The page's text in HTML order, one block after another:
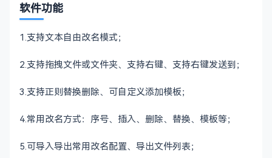
软件功能
1.支持文本自由改名模式；
2.支持拖拽文件或文件夹、支持右键、支持右键发送到；
3.支持正则替换删除、可自定义添加模板；
4.常用改名方式：序号、插入、删除、替换、模板等；
5.可导入导出常用改名配置、导出文件列表；